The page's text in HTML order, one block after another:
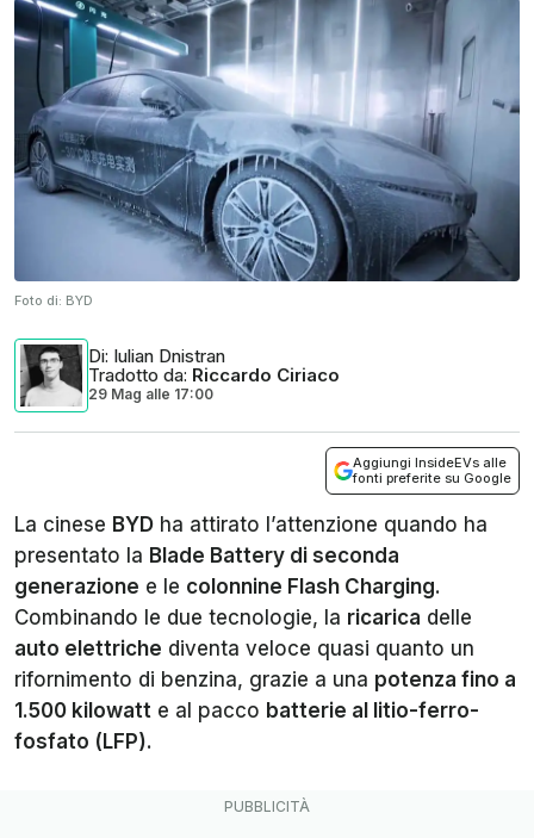
Foto di: BYD
Di: Iulian Dnistran
Tradotto da: Riccardo Ciriaco
29 Mag alle 17:00
Aggiungi InsideEVs alle
fonti preferite su Google
La cinese BYD ha attirato l’attenzione quando ha
presentato la Blade Battery di seconda
generazione e le colonnine Flash Charging.
Combinando le due tecnologie, la ricarica delle
auto elettriche diventa veloce quasi quanto un
rifornimento di benzina, grazie a una potenza fino a
1.500 kilowatt e al pacco batterie al litio-ferro-
fosfato (LFP).